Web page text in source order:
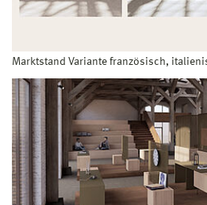
Marktstand Variante französisch,